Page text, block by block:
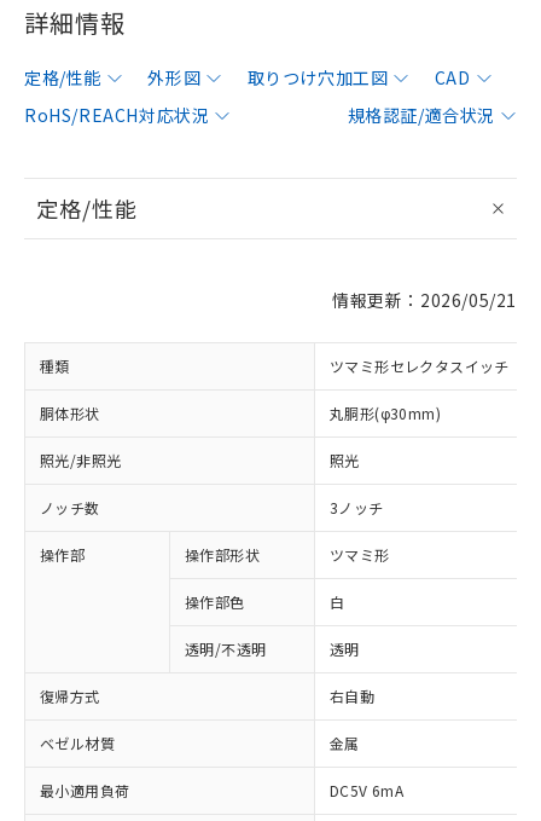
詳細情報
定格/性能 外形図 取りつけ穴加工図
CAD
RoHS/REACH対応状況
規格認証/適合状況
定格/性能
情報更新：2026/05/21
種類 ツマミ形セレクタスイッチ
胴体形状 丸胴形(φ30mm)
照光/非照光 照光
ノッチ数 3ノッチ
操作部 操作部形状 ツマミ形
操作部色 白
透明/不透明 透明
復帰方式 右自動
ベゼル材質 金属
最小適用負荷 DC5V 6mA